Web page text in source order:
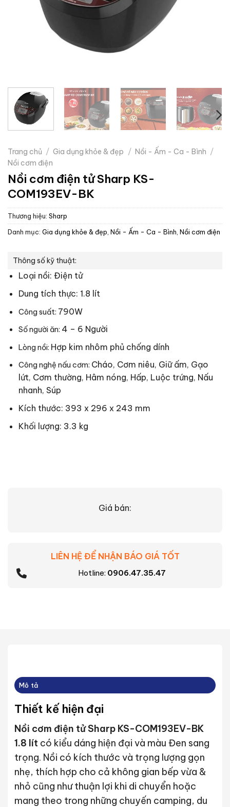
Trang chủ / Gia dụng khỏe & đẹp / Nồi - Ấm - Ca - Bình /
Nồi cơm điện
Nồi cơm điện tử Sharp KS-
COM193EV-BK
Thương hiệu: Sharp
Danh mục: Gia dụng khỏe & đẹp Nồi - Ấm - Ca - Bình Nồi cơm điện
Thông số kỹ thuật:
Loại nồi: Điện tử
Dung tích thực: 1.8 lít
Công suất: 790W
Số người ăn: 4 – 6 Người
Lòng nồi: Hợp kim nhôm phủ chống dính
Công nghệ nấu cơm: Cháo, Cơm niêu, Giữ ấm, Gạo
lứt, Cơm thường, Hâm nóng, Hấp, Luộc trứng, Nấu
nhanh, Súp
Kích thước: 393 x 296 x 243 mm
Khối lượng: 3.3 kg
Giá bán:
LIÊN HỆ ĐỂ NHẬN BÁO GIÁ TỐT
Hotline: 0906.47.35.47
Mô tả
Thiết kế hiện đại
Nồi cơm điện tử Sharp KS-COM193EV-BK
1.8 lít có kiểu dáng hiện đại và màu Đen sang
trọng. Nồi có kích thước và trọng lượng gọn
nhẹ, thích hợp cho cả không gian bếp vừa &
nhỏ cũng như thuận lợi khi di chuyển hoặc
mang theo trong những chuyến camping, du